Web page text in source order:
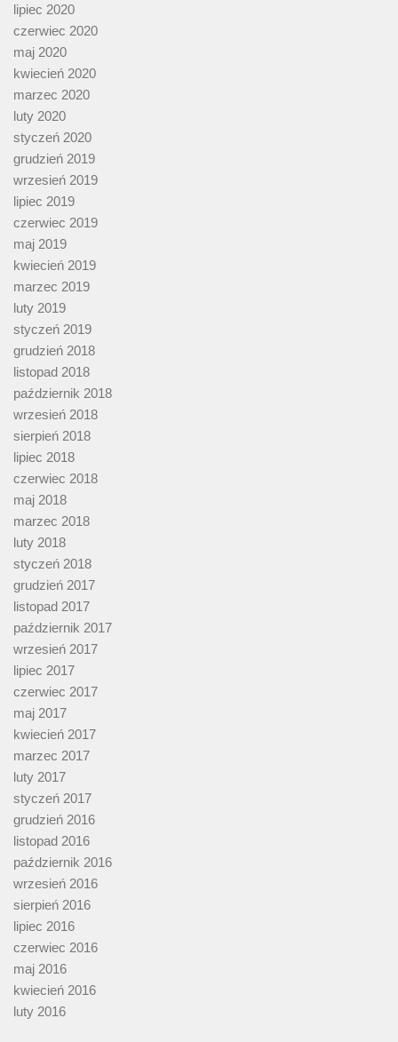
lipiec 2020
czerwiec 2020
maj 2020
kwiecień 2020
marzec 2020
luty 2020
styczeń 2020
grudzień 2019
wrzesień 2019
lipiec 2019
czerwiec 2019
maj 2019
kwiecień 2019
marzec 2019
luty 2019
styczeń 2019
grudzień 2018
listopad 2018
październik 2018
wrzesień 2018
sierpień 2018
lipiec 2018
czerwiec 2018
maj 2018
marzec 2018
luty 2018
styczeń 2018
grudzień 2017
listopad 2017
październik 2017
wrzesień 2017
lipiec 2017
czerwiec 2017
maj 2017
kwiecień 2017
marzec 2017
luty 2017
styczeń 2017
grudzień 2016
listopad 2016
październik 2016
wrzesień 2016
sierpień 2016
lipiec 2016
czerwiec 2016
maj 2016
kwiecień 2016
luty 2016